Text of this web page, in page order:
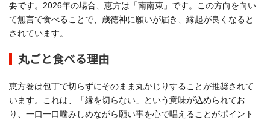
要です。2026年の場合、恵方は「南南東」です。この方向を向い
て無言で食べることで、歳徳神に願いが届き、縁起が良くなると
されています。
丸ごと食べる理由
恵方巻は包丁で切らずにそのまま丸かじりすることが推奨されて
います。これは、「縁を切らない」という意味が込められてお
り、一口一口噛みしめながら願い事を心で唱えることがポイント